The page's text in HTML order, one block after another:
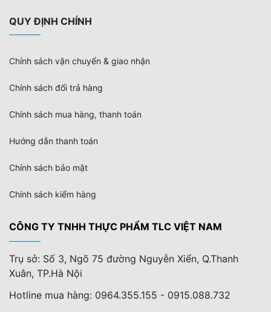
QUY ĐỊNH CHÍNH
Chính sách vận chuyển & giao nhận
Chính sách đổi trả hàng
Chính sách mua hàng, thanh toán
Hướng dẫn thanh toán
Chính sách bảo mật
Chính sách kiểm hàng
CÔNG TY TNHH THỰC PHẨM TLC VIỆT NAM
Trụ sở: Số 3, Ngõ 75 đường Nguyễn Xiển, Q.Thanh
Xuân, TP.Hà Nội
Hotline mua hàng: 0964.355.155 - 0915.088.732